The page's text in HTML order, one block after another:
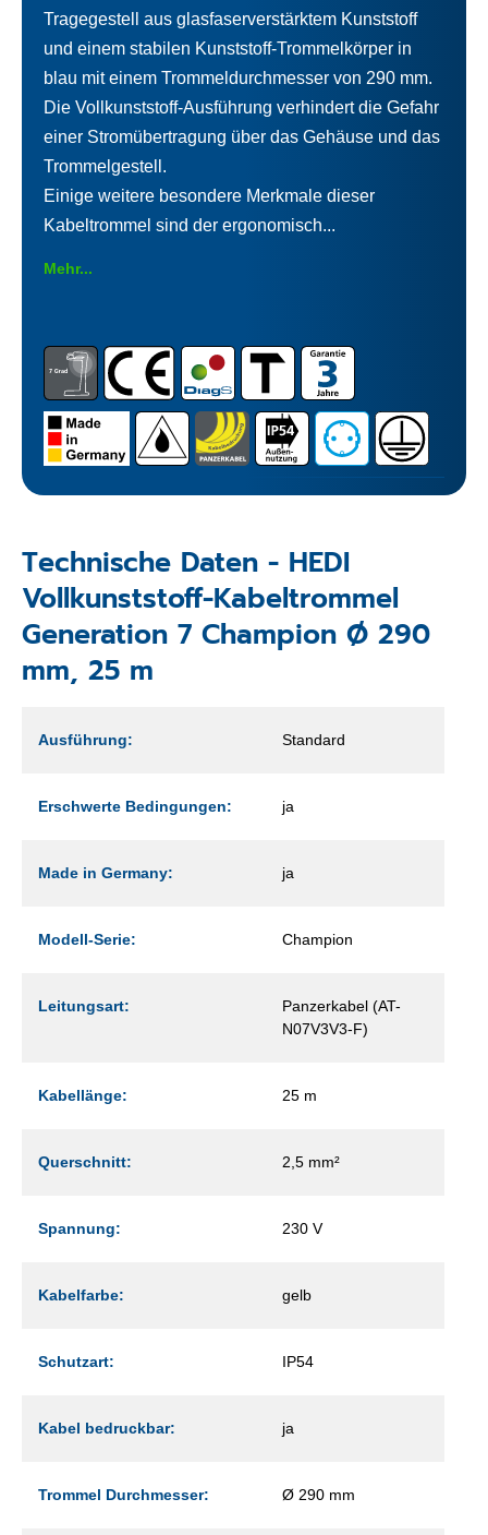
Tragegestell aus glasfaserverstärktem Kunststoff
und einem stabilen Kunststoff-Trommelkörper in
blau mit einem Trommeldurchmesser von 290 mm.
Die Vollkunststoff-Ausführung verhindert die Gefahr
einer Stromübertragung über das Gehäuse und das
Trommelgestell.
Einige weitere besondere Merkmale dieser
Kabeltrommel sind der ergonomisch...
Mehr...
Technische Daten - HEDI
Vollkunststoff-Kabeltrommel
Generation 7 Champion Ø 290
mm, 25 m
Ausführung: Standard
Erschwerte Bedingungen: ja
Made in Germany: ja
Modell-Serie: Champion
Leitungsart:
Panzerkabel (AT-
N07V3V3-F)
Kabellänge: 25 m
Querschnitt: 2,5 mm²
Spannung: 230 V
Kabelfarbe: gelb
Schutzart: IP54
Kabel bedruckbar: ja
Trommel Durchmesser: Ø 290 mm